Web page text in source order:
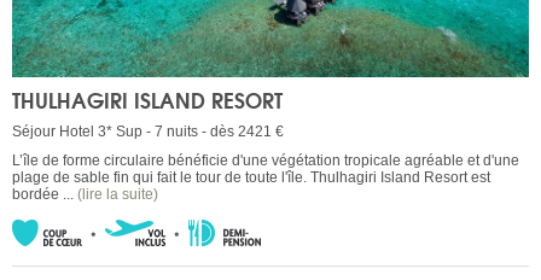
THULHAGIRI ISLAND RESORT
Séjour Hotel 3* Sup - 7 nuits - dès 2421 €
L’île de forme circulaire bénéficie d'une végétation tropicale agréable et d'une
plage de sable fin qui fait le tour de toute l'île. Thulhagiri Island Resort est
bordée ... (lire la suite)